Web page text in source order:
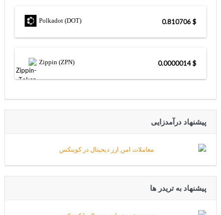
Polkadot (DOT) $ 0.810706
Zippin (ZPN) $ 0.0000014
پیشنهاد درآمدزایی
پیشنهاد به تریدر ها